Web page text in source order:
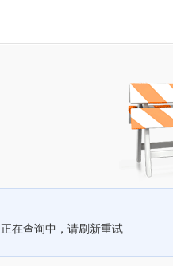
正在查询中，请刷新重试